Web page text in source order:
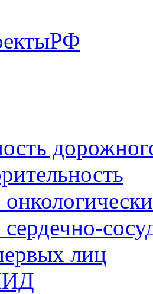
сердечно-
лиц